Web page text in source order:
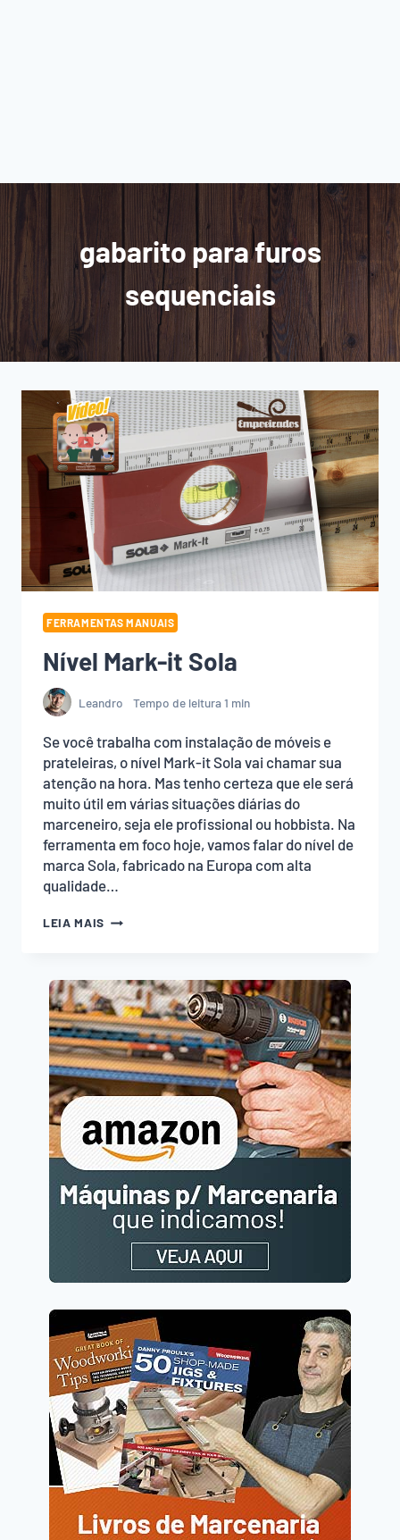
gabarito para furos
sequenciais
FERRAMENTAS MANUAIS
Nível Mark-it Sola
Leandro Tempo de leitura1 min
Se você trabalha com instalação de móveis e
prateleiras, o nível Mark-it Sola vai chamar sua
atenção na hora. Mas tenho certeza que ele será
muito útil em várias situações diárias do
marceneiro, seja ele profissional ou hobbista. Na
ferramenta em foco hoje, vamos falar do nível de
marca Sola, fabricado na Europa com alta
qualidade…
LEIA MAIS NÍVEL